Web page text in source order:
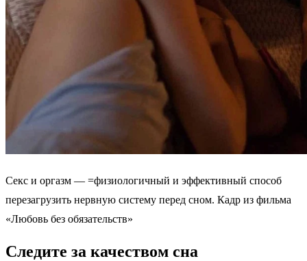
Секс и оргазм — =физиологичный и эффективный способ
перезагрузить нервную систему перед сном. Кадр из фильма
«Любовь без обязательств»
Следите за качеством сна